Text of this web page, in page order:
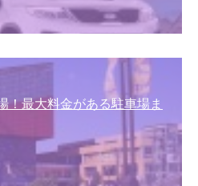
！最大料金がある駐車場ま